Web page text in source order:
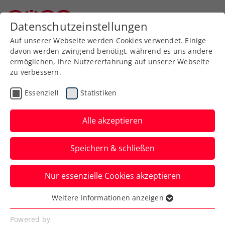
Zurück zur Newsübersicht
ATP
Der SportWoche ÖTV-
Spitzentennis-Podcast:
Folge 5
Christian Drastil blickt wieder auf
Österreichs Top 10 im ATP-/WTA-Ranking
Datenschutzeinstellungen
Auf unserer Webseite werden Cookies verwendet. Einige
davon werden zwingend benötigt, während es uns andere
ermöglichen, Ihre Nutzererfahrung auf unserer Webseite
zu verbessern.
Essenziell Statistiken
Alle akzeptieren
Speichern & schließen
Nur essenzielle Cookies akzeptieren
Essenziell
Essenzielle Cookies werden für grundlegende
Weitere Informationen anzeigen
Powered by